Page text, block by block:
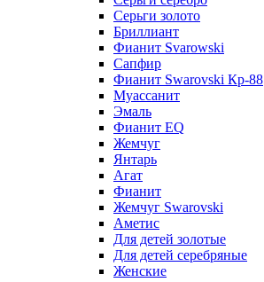
Серьги золото
Бриллиант
Фианит Svarowski
Сапфир
Фианит Swarovski Кр-88
Муассанит
Эмаль
Фианит EQ
Жемчуг
Янтарь
Агат
Фианит
Жемчуг Swarovski
Аметис
Для детей золотые
Для детей серебряные
Женские